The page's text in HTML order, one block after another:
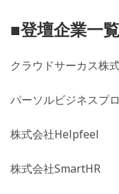
■登壇企業一覧
クラウドサーカス株
パーソルビジネスプ
株式会社Helpfeel
株式会社SmartHR